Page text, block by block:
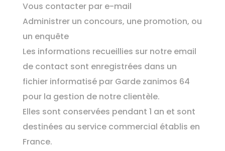
Vous contacter par e-mail
Administrer un concours, une promotion, ou
un enquête
Les informations recueillies sur notre email
de contact sont enregistrées dans un
fichier informatisé par Garde zanimos 64
pour la gestion de notre clientèle.
Elles sont conservées pendant 1 an et sont
destinées au service commercial établis en
France.